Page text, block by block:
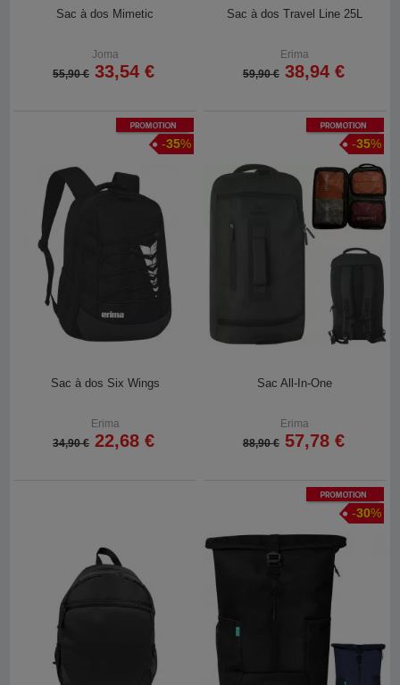
Sac à dos Mimetic
Joma
55,90 € 33,54 €
Sac à dos Travel Line 25L
Erima
59,90 € 38,94 €
Promotion
-35%
Sac à dos Six Wings
Erima
34,90 € 22,68 €
Promotion
-35%
Sac All-In-One
Erima
88,90 € 57,78 €
Promotion
-30%